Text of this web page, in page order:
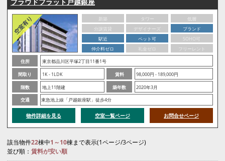
新築 タワー
低層
分譲賃貸
デザイナーズ
ブランド
駅近
ペット可
SOHO可
仲介料ゼロ
礼金ゼロ
フリーレント
住所
東京都品川区平塚2丁目11番1号
間取り
1K - 1LDK 賃料
98,000円 - 189,000円
階数
地上11階建 築年数
2020年3月
交通
東急池上線「戸越銀座駅」徒歩4分
物件詳細を見る 空室一覧ページ お問合せページ
該当物件22棟中1～10棟まで表示(1ページ/3ページ)
並び順： 賃料が安い順